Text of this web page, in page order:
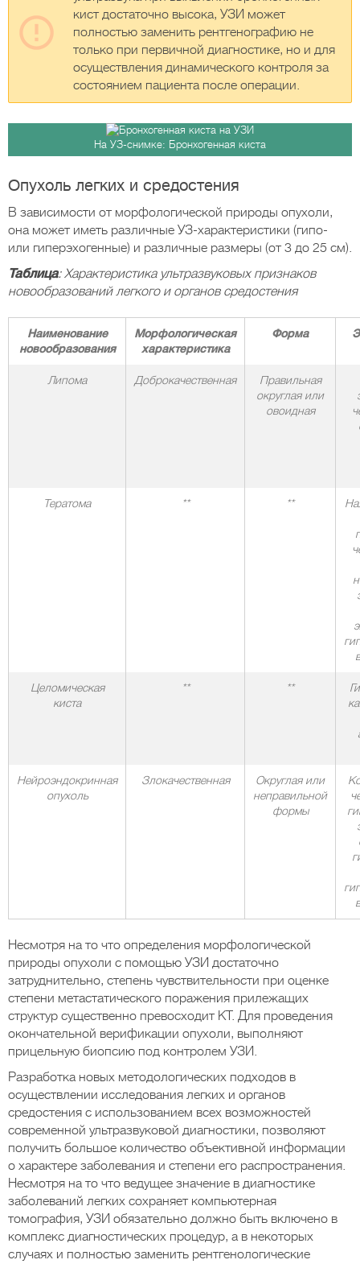
кист достаточно высока, УЗИ может
полностью заменить рентгенографию не
только при первичной диагностике, но и для
осуществления динамического контроля за
состоянием пациента после операции.
На УЗ-снимке: Бронхогенная киста
Опухоль легких и средостения
В зависимости от морфологической природы опухоли,
она может иметь различные УЗ-характеристики (гипо-
или гиперэхогенные) и различные размеры (от 3 до 25 см).
Таблица: Характеристика ультразвуковых признаков
новообразований легкого и органов средостения
Наименование
новообразования
Морфологическая
характеристика
Форма
Липома Доброкачественная
Правильная
округлая или
овоидная
Тератома ** **
Целомическая
киста
** **
Нейроэндокринная
опухоль
Злокачественная
Округлая или
неправильной
формы
Несмотря на то что определения морфологической
природы опухоли с помощью УЗИ достаточно
затруднительно, степень чувствительности при оценке
степени метастатического поражения прилежащих
структур существенно превосходит КТ. Для проведения
окончательной верификации опухоли, выполняют
прицельную биопсию под контролем УЗИ.
Разработка новых методологических подходов в
осуществлении исследования легких и органов
средостения с использованием всех возможностей
современной ультразвуковой диагностики, позволяют
получить большое количество объективной информации
о характере заболевания и степени его распространения.
Несмотря на то что ведущее значение в диагностике
заболеваний легких сохраняет компьютерная
томография, УЗИ обязательно должно быть включено в
комплекс диагностических процедур, а в некоторых
случаях и полностью заменить рентгенологические